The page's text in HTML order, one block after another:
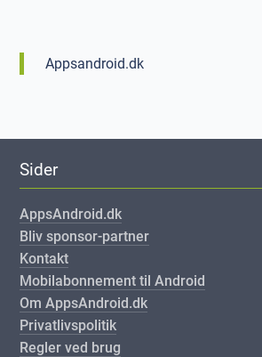
Appsandroid.dk
Sider
AppsAndroid.dk
Bliv sponsor-partner
Kontakt
Mobilabonnement til Android
Om AppsAndroid.dk
Privatlivspolitik
Regler ved brug